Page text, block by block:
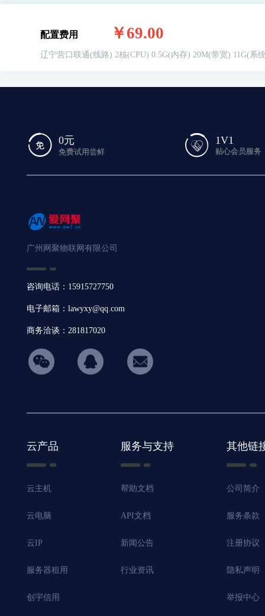
配置费用 ￥69.00
辽宁营口联通(线路) 2核(CPU) 0.5G(内存) 20M(带宽) 11G(系
0元
免费试用尝鲜
1V1
贴心会员服务
广州网聚物联网有限公司
咨询电话：15915727750
电子邮箱：lawyxy@qq.com
商务洽谈：281817020
hicon34
云产品
云主机
云电脑
云IP
服务器租用
创宇信用
服务与支持
帮助文档
API文档
新闻公告
行业资讯
其他链
公司简介
服务条款
注册协议
隐私声明
举报中心